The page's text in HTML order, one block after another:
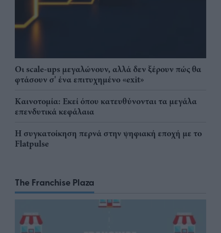
Οι scale-ups μεγαλώνουν, αλλά δεν ξέρουν πώς θα
φτάσουν σ' ένα επιτυχημένο «exit»
Καινοτομία: Εκεί όπου κατευθύνονται τα μεγάλα
επενδυτικά κεφάλαια
Η συγκατοίκηση περνά στην ψηφιακή εποχή με το
Flatpulse
The Franchise Plaza